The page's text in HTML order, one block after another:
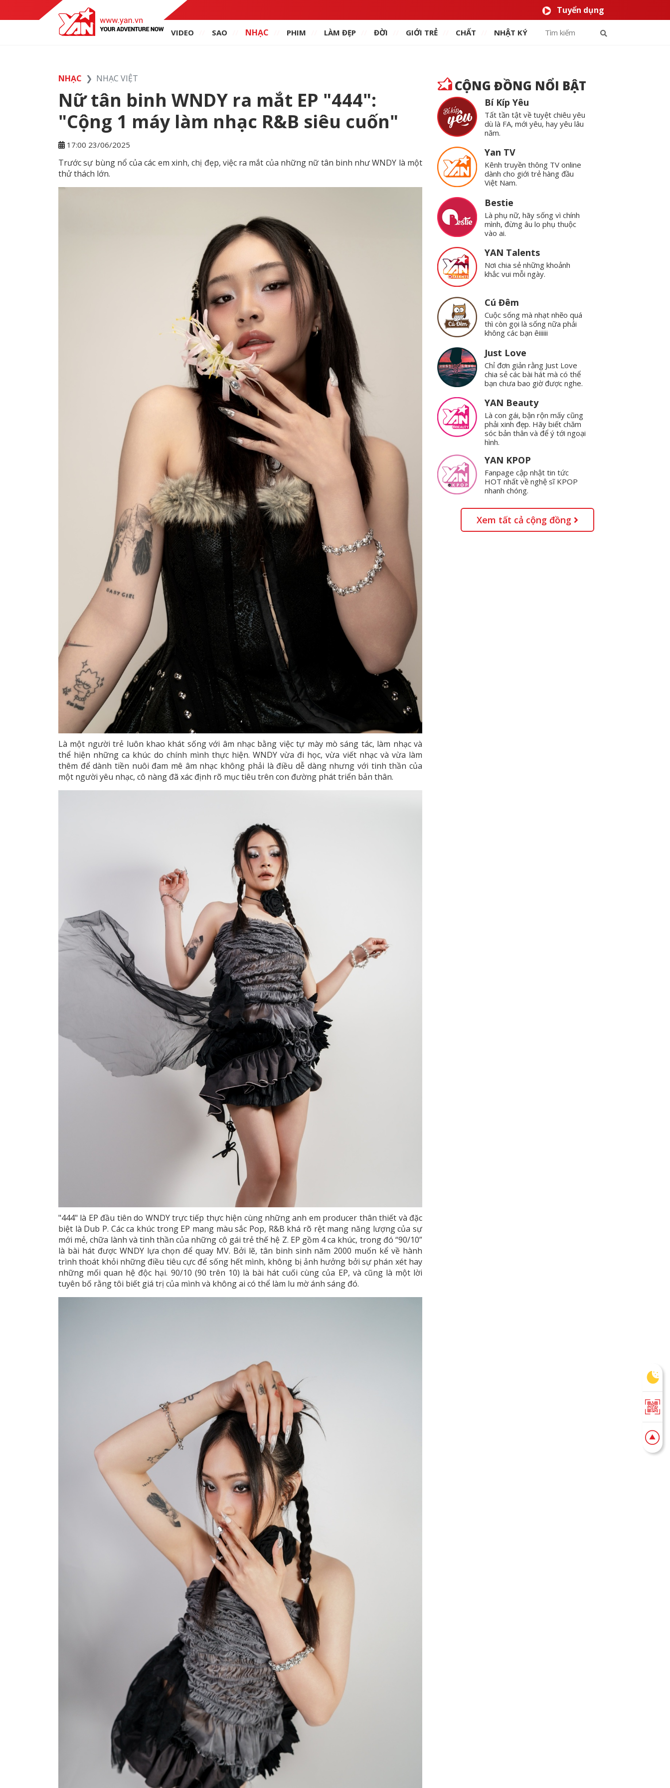
Tuyển dụng
VIDEO SAO NHẠC PHIM LÀM ĐẸP ĐỜI GIỚI TRẺ CHẤT NHẬT KÝ
NHẠC NHẠC VIỆT
Nữ tân binh WNDY ra mắt EP "444":
"Cộng 1 máy làm nhạc R&B siêu cuốn"
17:00 23/06/2025
Trước sự bùng nổ của các em xinh, chị đẹp, việc ra mắt của những nữ tân binh như WNDY là một
thử thách lớn.
Là một người trẻ luôn khao khát sống với âm nhạc bằng việc tự mày mò sáng tác, làm nhạc và
thể hiện những ca khúc do chính mình thực hiện. WNDY vừa đi học, vừa viết nhạc và vừa làm
thêm để dành tiền nuôi đam mê âm nhạc không phải là điều dễ dàng nhưng với tinh thần của
một người yêu nhạc, cô nàng đã xác định rõ mục tiêu trên con đường phát triển bản thân.
"444" là EP đầu tiên do WNDY trực tiếp thực hiện cùng những anh em producer thân thiết và đặc
biệt là Dub P. Các ca khúc trong EP mang màu sắc Pop, R&B khá rõ rệt mang năng lượng của sự
mới mẻ, chữa lành và tinh thần của những cô gái trẻ thế hệ Z. EP gồm 4 ca khúc, trong đó “90/10”
là bài hát được WNDY lựa chọn để quay MV. Bởi lẽ, tân binh sinh năm 2000 muốn kể về hành
trình thoát khỏi những điều tiêu cực để sống hết mình, không bị ảnh hưởng bởi sự phán xét hay
những mối quan hệ độc hại. 90/10 (90 trên 10) là bài hát cuối cùng của EP, và cũng là một lời
tuyên bố rằng tôi biết giá trị của mình và không ai có thể làm lu mờ ánh sáng đó.
CỘNG ĐỒNG NỔI BẬT
Bí Kíp Yêu
Tất tần tật về tuyệt chiêu yêu
dù là FA, mới yêu, hay yêu lâu
năm.
Yan TV
Kênh truyền thông TV online
dành cho giới trẻ hàng đầu
Việt Nam.
Bestie
Là phụ nữ, hãy sống vì chính
mình, đừng âu lo phụ thuộc
vào ai.
YAN Talents
Nơi chia sẻ những khoảnh
khắc vui mỗi ngày.
Cú Đêm
Cuộc sống mà nhạt nhẽo quá
thì còn gọi là sống nữa phải
không các bạn êiiiiii
Just Love
Chỉ đơn giản rằng Just Love
chia sẻ các bài hát mà có thể
bạn chưa bao giờ được nghe.
YAN Beauty
Là con gái, bận rộn mấy cũng
phải xinh đẹp. Hãy biết chăm
sóc bản thân và để ý tới ngoại
hình.
YAN KPOP
Fanpage cập nhật tin tức
HOT nhất về nghệ sĩ KPOP
nhanh chóng.
Xem tất cả cộng đồng